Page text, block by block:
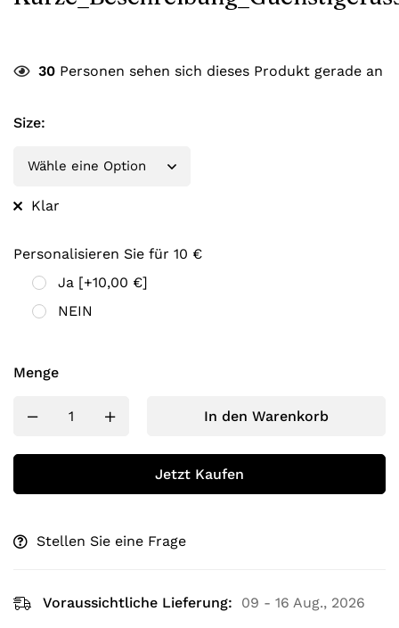
30 Personen sehen sich dieses Produkt gerade an
Size:
Klar
Personalisieren Sie für 10 €
Ja [+10,00 €]
NEIN
Menge
In den Warenkorb
Jetzt Kaufen
Stellen Sie eine Frage
Voraussichtliche Lieferung: 09 - 16 Aug., 2026